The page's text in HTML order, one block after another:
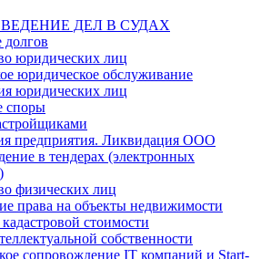
ВЕДЕНИЕ ДЕЛ В СУДАХ
долгов
юридических лиц
юридическое обслуживание
юридических лиц
споры
предприятия. Ликвидация ООО
в тендерах (электронных
физических лиц
права на объекты недвижимости
стоимости
собственности
сопровождение IT компаний и Start-